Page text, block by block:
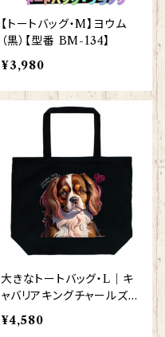
【トートバッグ・M】ヨウム
（黒）【型番 BM-134】
¥3,980
大きなトートバッグ・L｜キ
ャバリアキングチャールズス
パニエル（黒）犬 ドッグ【型
番 BL-10001】
¥4,580